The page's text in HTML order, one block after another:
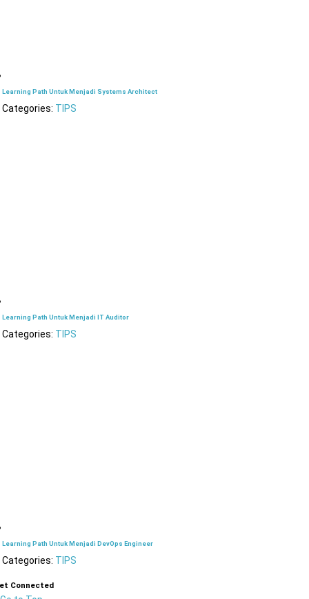
Learning Path Untuk Menjadi Systems Architect
Categories: TIPS
Learning Path Untuk Menjadi IT Auditor
Categories: TIPS
Learning Path Untuk Menjadi DevOps Engineer
Categories: TIPS
Connected